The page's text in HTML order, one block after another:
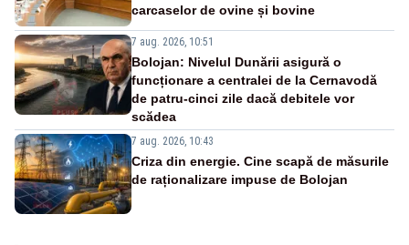
carcaselor de ovine și bovine
7 aug. 2026, 10:51
Bolojan: Nivelul Dunării asigură o
funcționare a centralei de la Cernavodă
de patru-cinci zile dacă debitele vor
scădea
7 aug. 2026, 10:43
Criza din energie. Cine scapă de măsurile
de raționalizare impuse de Bolojan